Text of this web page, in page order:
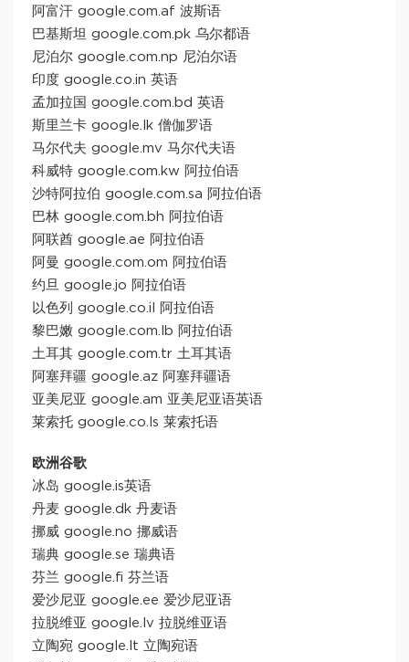
阿富汗 google.com.af 波斯语
巴基斯坦 google.com.pk 乌尔都语
尼泊尔 google.com.np 尼泊尔语
印度 google.co.in 英语
孟加拉国 google.com.bd 英语
斯里兰卡 google.lk 僧伽罗语
马尔代夫 google.mv 马尔代夫语
科威特 google.com.kw 阿拉伯语
沙特阿拉伯 google.com.sa 阿拉伯语
巴林 google.com.bh 阿拉伯语
阿联酋 google.ae 阿拉伯语
阿曼 google.com.om 阿拉伯语
约旦 google.jo 阿拉伯语
以色列 google.co.il 阿拉伯语
黎巴嫩 google.com.lb 阿拉伯语
土耳其 google.com.tr 土耳其语
阿塞拜疆 google.az 阿塞拜疆语
亚美尼亚 google.am 亚美尼亚语英语
莱索托 google.co.ls 莱索托语
欧洲谷歌
冰岛 google.is英语
丹麦 google.dk 丹麦语
挪威 google.no 挪威语
瑞典 google.se 瑞典语
芬兰 google.fi 芬兰语
爱沙尼亚 google.ee 爱沙尼亚语
拉脱维亚 google.lv 拉脱维亚语
立陶宛 google.lt 立陶宛语